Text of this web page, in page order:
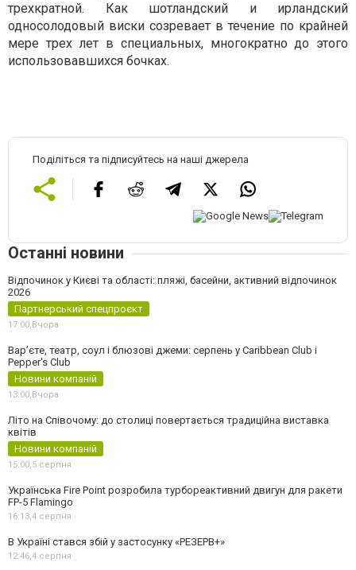
трехкратной. Как шотландский и ирландский
односолодовый виски созревает в течение по крайней
мере трех лет в специальных, многократно до этого
использовавшихся бочках.
Поділіться та підписуйтесь на наші джерела
Останні новини
Відпочинок у Києві та області: пляжі, басейни, активний відпочинок
2026
Партнерський спецпроєкт
17:00,Вчора
Вар’єте, театр, соул і блюзові джеми: серпень у Caribbean Club і
Pepper's Club
Новини компаній
13:00,Вчора
Літо на Співочому: до столиці повертається традиційна виставка
квітів
Новини компаній
15:00,5 серпня
Українська Fire Point розробила турбореактивний двигун для ракети
FP-5 Flamingo
16:13,4 серпня
В Україні стався збій у застосунку «РЕЗЕРВ+»
12:46,4 серпня